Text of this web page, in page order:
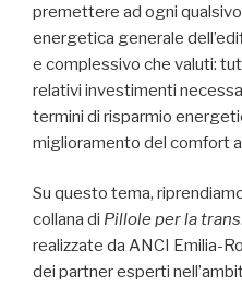
premettere ad ogni
energetica generale
e complessivo che valuti:
relativi investimenti
termini di risparmio
miglioramento del comfort
Su questo tema,
collana di Pillole per la
realizzate da ANCI Emilia-
dei partner esperti